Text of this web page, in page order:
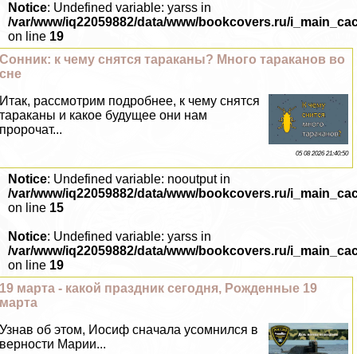
Notice: Undefined variable: yarss in
/var/www/iq22059882/data/www/bookcovers.ru/
on line 19
Сонник: к чему снятся таpaканы? Много таpaканов во
сне
Итак, рассмотрим подробнее, к чему снятся
таpaканы и какое будущее они нам
пророчат...
05 08 2026 21:40:50
Notice: Undefined variable: nooutput in
/var/www/iq22059882/data/www/bookcovers.ru/
on line 15
Notice: Undefined variable: yarss in
/var/www/iq22059882/data/www/bookcovers.ru/
on line 19
19 марта - какой праздник сегодня, Рожденные 19
марта
Узнав об этом, Иосиф сначала усомнился в
верности Марии...